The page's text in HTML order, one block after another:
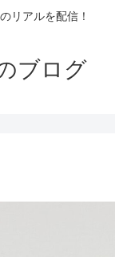
リアルを配信！
ブログ